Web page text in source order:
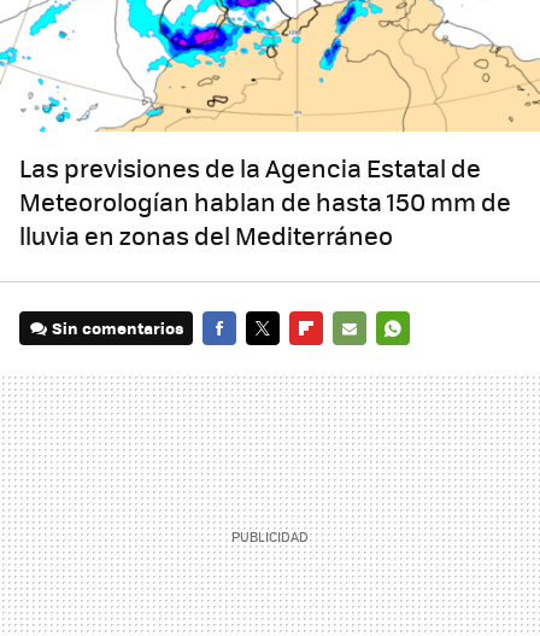
Las previsiones de la Agencia Estatal de
Meteorologían hablan de hasta 150 mm de
lluvia en zonas del Mediterráneo
Sin comentarios
MAIL